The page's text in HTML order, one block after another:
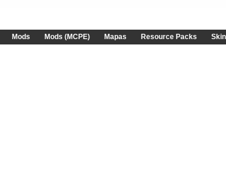
Mods Mods (MCPE) Mapas Resource Packs